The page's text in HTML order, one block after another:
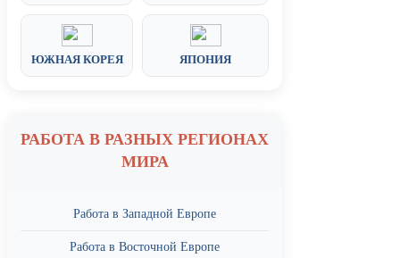
ЮЖНАЯ КОРЕЯ ЯПОНИЯ
РАБОТА В РАЗНЫХ РЕГИОНАХ
МИРА
Работа в Западной Европе
Работа в Восточной Европе